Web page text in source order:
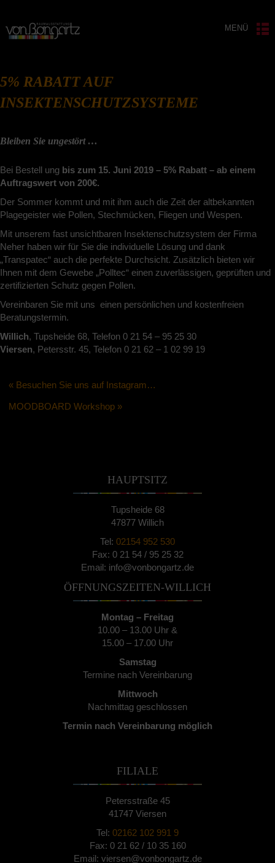
MENÜ
5% RABATT AUF
INSEKTENSCHUTZSYSTEME
Bleiben Sie ungestört …
Bei Bestell ung bis zum 15. Juni 2019 – 5% Rabatt – ab einem
Auftragswert von 200€.
Der Sommer kommt und mit ihm auch die Zeit der altbekannten
Plagegeister wie Pollen, Stechmücken, Fliegen und Wespen.
Mit unserem fast unsichtbaren Insektenschutzsystem der Firma
Neher haben wir für Sie die individuelle Lösung und dank
„Transpatec“ auch die perfekte Durchsicht. Zusätzlich bieten wir
Ihnen mit dem Gewebe „Polltec“ einen zuverlässigen, geprüften und
zertifizierten Schutz gegen Pollen.
Vereinbaren Sie mit uns einen persönlichen und kostenfreien
Beratungstermin.
Willich, Tupsheide 68, Telefon 0 21 54 – 95 25 30
Viersen, Petersstr. 45, Telefon 0 21 62 – 1 02 99 19
« Besuchen Sie uns auf Instagram…
MOODBOARD Workshop »
HAUPTSITZ
Tupsheide 68
47877 Willich
Tel: 02154 952 530
Fax: 0 21 54 / 95 25 32
Email: info@vonbongartz.de
ÖFFNUNGSZEITEN-WILLICH
Montag – Freitag
10.00 – 13.00 Uhr &
15.00 – 17.00 Uhr
Samstag
Termine nach Vereinbarung
Mittwoch
Nachmittag geschlossen
Termin nach Vereinbarung möglich
FILIALE
Petersstraße 45
41747 Viersen
Tel: 02162 102 991 9
Fax: 0 21 62 / 10 35 160
Email: viersen@vonbongartz.de